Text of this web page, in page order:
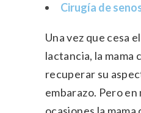
Cirugía de
Una vez que cesa
lactancia, la mama
recuperar su
embarazo. Pero en